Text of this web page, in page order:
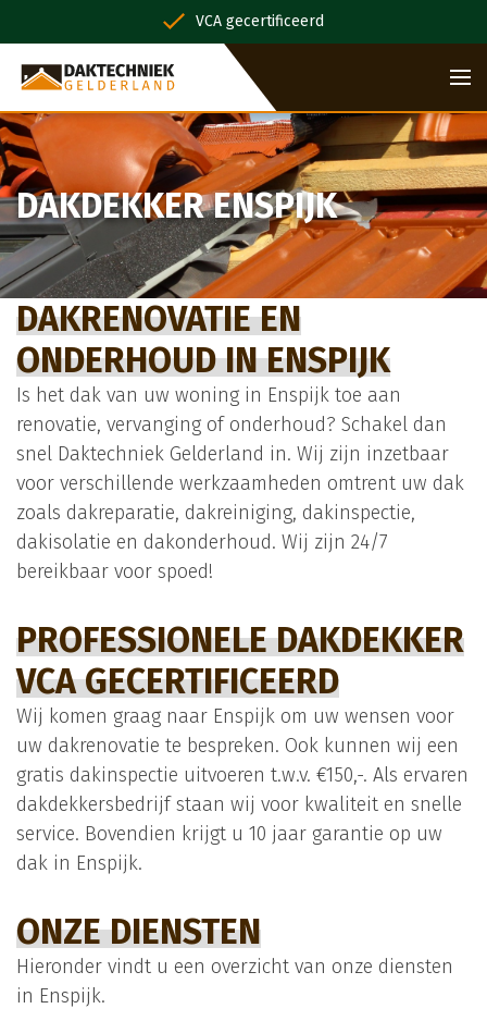
VCA gecertificeerd
DAKDEKKER ENSPIJK
DAKRENOVATIE EN
ONDERHOUD IN ENSPIJK
Is het dak van uw woning in Enspijk toe aan
renovatie, vervanging of onderhoud? Schakel dan
snel Daktechniek Gelderland in. Wij zijn inzetbaar
voor verschillende werkzaamheden omtrent uw dak
zoals dakreparatie, dakreiniging, dakinspectie,
dakisolatie en dakonderhoud. Wij zijn 24/7
bereikbaar voor spoed!
PROFESSIONELE DAKDEKKER
VCA GECERTIFICEERD
Wij komen graag naar Enspijk om uw wensen voor
uw dakrenovatie te bespreken. Ook kunnen wij een
gratis dakinspectie uitvoeren t.w.v. €150,-. Als ervaren
dakdekkersbedrijf staan wij voor kwaliteit en snelle
service. Bovendien krijgt u 10 jaar garantie op uw
dak in Enspijk.
ONZE DIENSTEN
Hieronder vindt u een overzicht van onze diensten
in Enspijk.